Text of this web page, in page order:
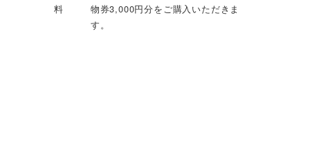
料
物券3,000円分をご購入いただきま
す。